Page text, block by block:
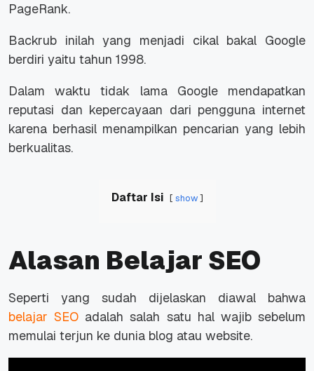
PageRank.
Backrub inilah yang menjadi cikal bakal Google
berdiri yaitu tahun 1998.
Dalam waktu tidak lama Google mendapatkan
reputasi dan kepercayaan dari pengguna internet
karena berhasil menampilkan pencarian yang lebih
berkualitas.
Daftar Isi show
Alasan Belajar SEO
Seperti yang sudah dijelaskan diawal bahwa
belajar SEO adalah salah satu hal wajib sebelum
memulai terjun ke dunia blog atau website.